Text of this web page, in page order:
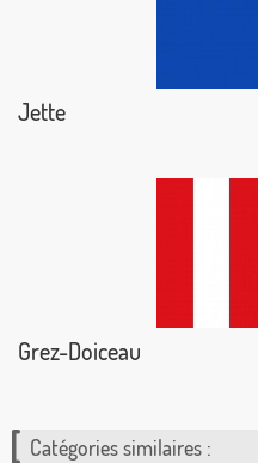
Jette
Grez-Doiceau
Catégories similaires :